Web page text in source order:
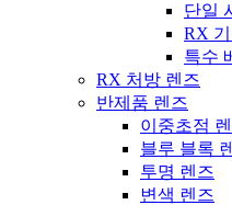
단일
RX
특수
RX 처방 렌즈
반제품 렌즈
이중초점
블루 블록
투명 렌즈
변색 렌즈